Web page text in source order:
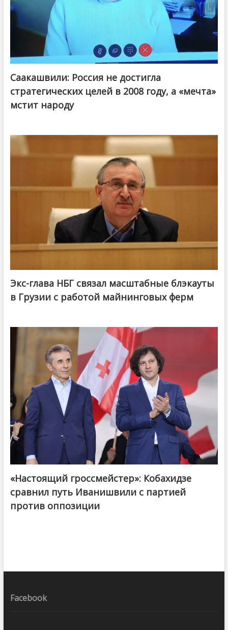
Саакашвили: Россия не достигла
стратегических целей в 2008 году, а «мечта»
мстит народу
Экс-глава НБГ связал масштабные блэкауты
в Грузии с работой майнинговых ферм
@ქართული ოცნება / Georgian Dream
«Настоящий гроссмейстер»: Кобахидзе
сравнил путь Иванишвили с партией
против оппозиции
Facebook